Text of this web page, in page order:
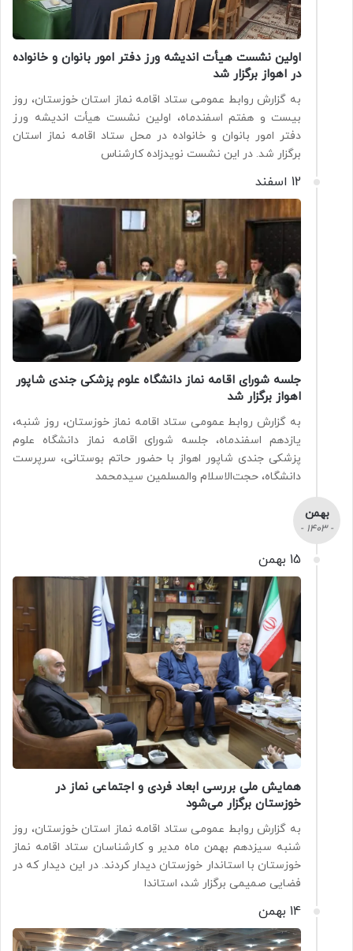
اولین نشست هیأت اندیشه ورز دفتر امور بانوان و خانواده
در اهواز برگزار شد
به گزارش روابط عمومی ستاد اقامه نماز استان خوزستان، روز
بیست و هفتم اسفندماه، اولین نشست هیأت اندیشه ورز
دفتر امور بانوان و خانواده در محل ستاد اقامه نماز استان
برگزار شد. در این نشست نویدزاده کارشناس
12 اسفند
جلسه شورای اقامه نماز دانشگاه علوم پزشکی جندی شاپور
اهواز برگزار شد
به گزارش روابط عمومی ستاد اقامه نماز خوزستان، روز شنبه،
یازدهم اسفندماه، جلسه شورای اقامه نماز دانشگاه علوم
پزشکی جندی شاپور اهواز با حضور حاتم بوستانی، سرپرست
دانشگاه، حجت‌الاسلام‌ و‌المسلمین سیدمحمد
بهمن
- 1403 -
15 بهمن
همایش ملی بررسی ابعاد فردی و اجتماعی نماز در
خوزستان برگزار می‌شود
به گزارش روابط عمومی ستاد اقامه نماز استان خوزستان، روز
شنبه سیزدهم بهمن ماه مدیر و کارشناسان ستاد اقامه نماز
خوزستان با استاندار خوزستان دیدار کردند. در این دیدار که در
فضایی صمیمی برگزار شد، استاندا
14 بهمن